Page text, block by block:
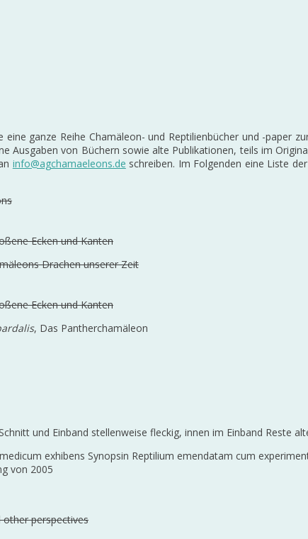
ganze Reihe Chamäleon- und Reptilienbücher und -paper
Ausgaben von Büchern sowie alte Publikationen, teils im
info@agchamaeleons.de schreiben. Im Folgenden eine Liste
Ecken und Kanten
Drachen unserer Zeit
Ecken und Kanten
, Das Pantherchamäleon
und Einband stellenweise fleckig, innen im Einband Reste
exhibens Synopsin Reptilium emendatam cum
von 2005
other perspectives